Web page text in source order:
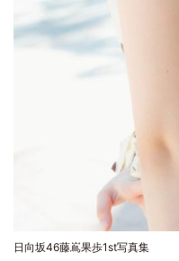
日向坂46藤嶌果歩1st写真集